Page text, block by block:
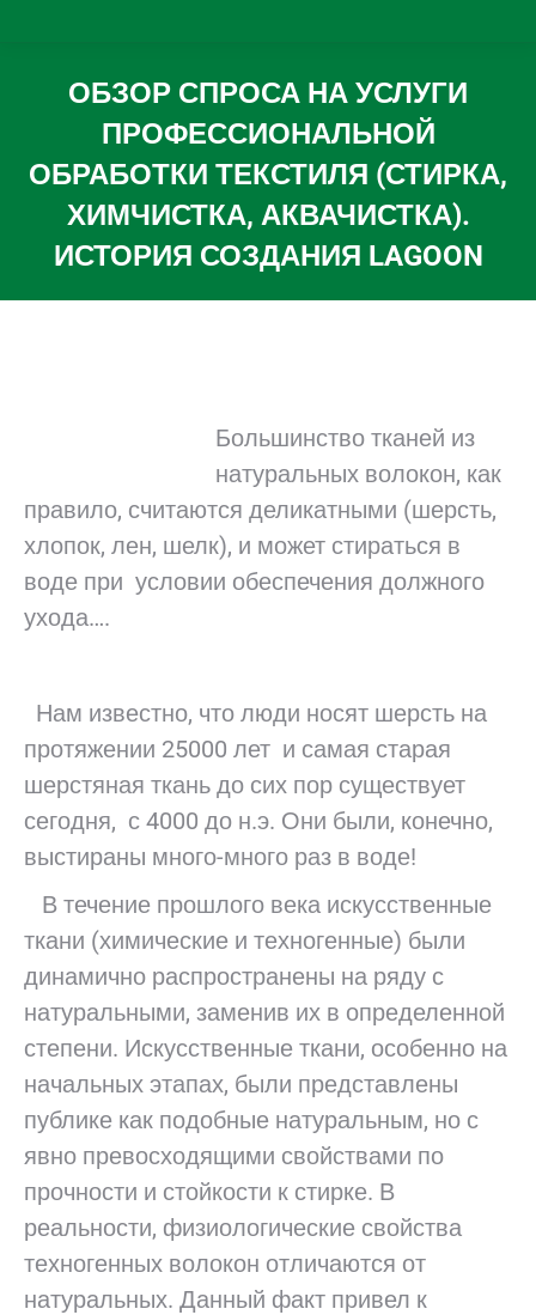
ОБЗОР СПРОСА НА УСЛУГИ
ПРОФЕССИОНАЛЬНОЙ
ОБРАБОТКИ ТЕКСТИЛЯ (СТИРКА,
ХИМЧИСТКА, АКВАЧИСТКА).
ИСТОРИЯ СОЗДАНИЯ LAGOON
Вы здесь:
Большинство тканей из
натуральных волокон, как
правило, считаются деликатными (шерсть,
хлопок, лен, шелк), и может стираться в
воде при условии обеспечения должного
ухода….
Нам известно, что люди носят шерсть на
протяжении 25000 лет и самая старая
шерстяная ткань до сих пор существует
сегодня, с 4000 до н.э. Они были, конечно,
выстираны много-много раз в воде!
В течение прошлого века искусственные
ткани (химические и техногенные) были
динамично распространены на ряду с
натуральными, заменив их в определенной
степени. Искусственные ткани, особенно на
начальных этапах, были представлены
публике как подобные натуральным, но с
явно превосходящими свойствами по
прочности и стойкости к стирке. В
реальности, физиологические свойства
техногенных волокон отличаются от
натуральных. Данный факт привел к